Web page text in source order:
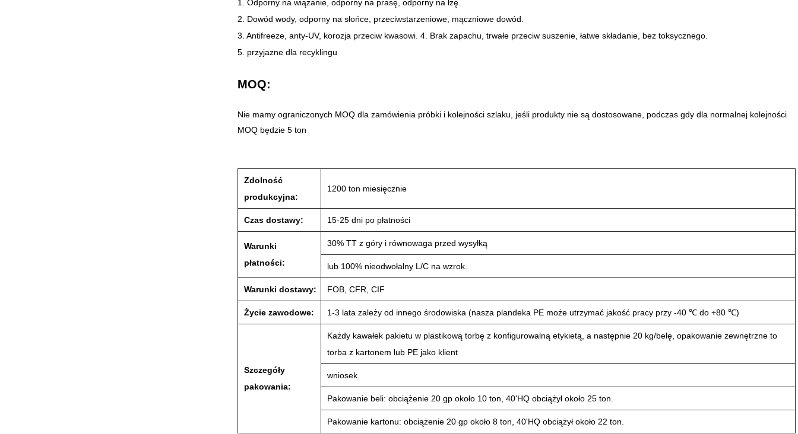
1. Odporny na wiązanie, odporny na prasę, odporny na łzę.
2. Dowód wody, odporny na słońce, przeciwstarzeniowe, mączniowe dowód.
3. Antifreeze, anty-UV, korozja przeciw kwasowi. 4. Brak zapachu, trwałe przeciw suszenie, łatwe składanie, bez toksycznego.
5. przyjazne dla recyklingu
MOQ:
Nie mamy ograniczonych MOQ dla zamówienia próbki i kolejności szlaku, jeśli produkty nie są dostosowane, podczas gdy dla normalnej kolejności
MOQ będzie 5 ton
Zdolność
produkcyjna:
1200 ton miesięcznie
Czas dostawy: 15-25 dni po płatności
Warunki
płatności:
30% TT z góry i równowaga przed wysyłką
lub 100% nieodwołalny L/C na wzrok.
Warunki dostawy: FOB, CFR, CIF
Życie zawodowe: 1-3 lata zależy od innego środowiska (nasza plandeka PE może utrzymać jakość pracy przy -40 ℃ do +80 ℃)
Szczegóły
pakowania:
Każdy kawałek pakietu w plastikową torbę z konfigurowalną etykietą, a następnie 20 kg/belę, opakowanie zewnętrzne to
torba z kartonem lub PE jako klient
wniosek.
Pakowanie beli: obciążenie 20 gp około 10 ton, 40'HQ obciążył około 25 ton.
Pakowanie kartonu: obciążenie 20 gp około 8 ton, 40'HQ obciążył około 22 ton.